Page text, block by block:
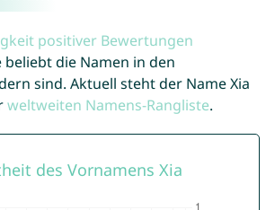
positiver Bewertungen
beliebt die Namen in den
sind. Aktuell steht der Name Xia
weltweiten Namens-Rangliste.